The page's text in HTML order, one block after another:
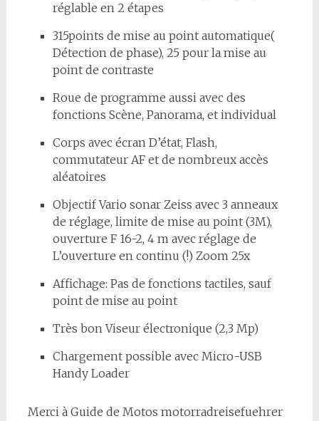
réglable en 2 étapes
315points de mise au point automatique(
Détection de phase), 25 pour la mise au
point de contraste
Roue de programme aussi avec des
fonctions Scène, Panorama, et individual
Corps avec écran D’état, Flash,
commutateur AF et de nombreux accès
aléatoires
Objectif Vario sonar Zeiss avec 3 anneaux
de réglage, limite de mise au point (3M),
ouverture F 16-2, 4 m avec réglage de
L’ouverture en continu (!) Zoom 25x
Affichage: Pas de fonctions tactiles, sauf
point de mise au point
Très bon Viseur électronique (2,3 Mp)
Chargement possible avec Micro-USB
Handy Loader
Merci à Guide de Motos motorradreisefuehrer